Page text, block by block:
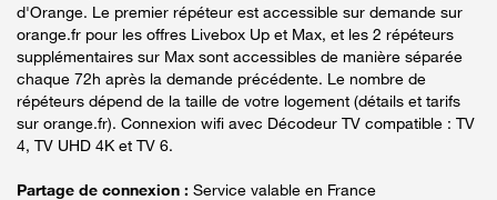
d'Orange. Le premier répéteur est accessible sur demande sur
orange.fr pour les offres Livebox Up et Max, et les 2 répéteurs
supplémentaires sur Max sont accessibles de manière séparée
chaque 72h après la demande précédente. Le nombre de
répéteurs dépend de la taille de votre logement (détails et tarifs
sur orange.fr). Connexion wifi avec Décodeur TV compatible : TV
4, TV UHD 4K et TV 6.
Partage de connexion : Service valable en France